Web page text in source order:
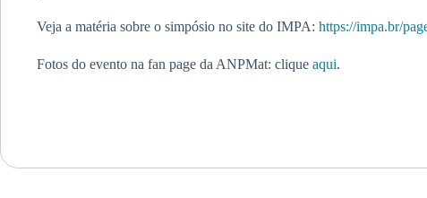
Veja a matéria sobre o simpósio no site do IMPA: https://impa.br/
Fotos do evento na fan page da ANPMat: clique aqui.